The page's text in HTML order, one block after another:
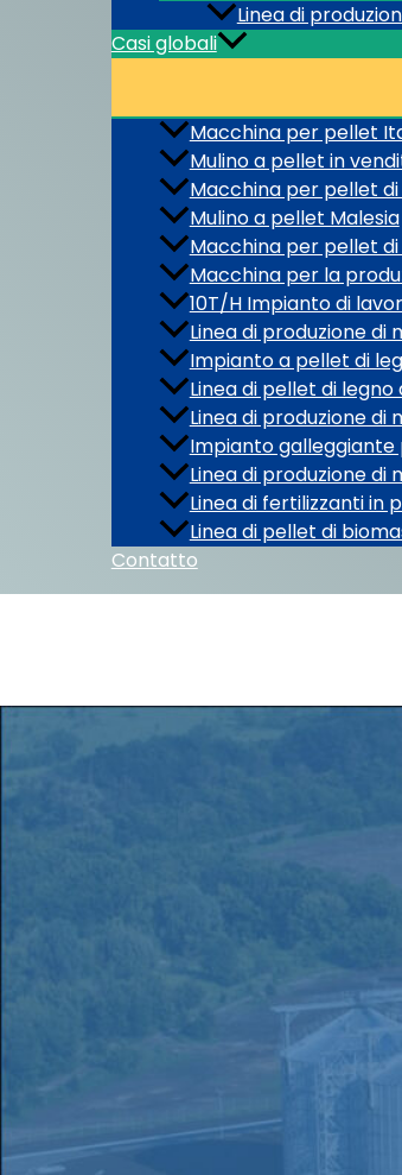
Linea di
Casi globali
Macchina per pellet
Mulino a pellet in
Macchina per pellet
Mulino a pellet Malesia
Macchina per pellet
Macchina per la
10T/H Impianto di
Linea di produzione di
Impianto a pellet di
Linea di pellet di
Linea di produzione di
Impianto galleggiante
Linea di produzione di
Linea di fertilizzanti in
Linea di pellet di
Contatto